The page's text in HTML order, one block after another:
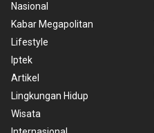
Nasional
Kabar Megapolitan
Lifestyle
Iptek
Artikel
Lingkungan Hidup
Wisata